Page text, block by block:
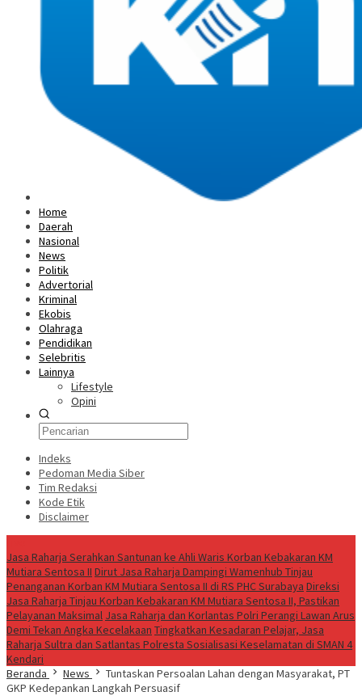
Home
Daerah
Nasional
News
Politik
Advertorial
Kriminal
Ekobis
Olahraga
Pendidikan
Selebritis
Lainnya
Lifestyle
Opini
Indeks
Pedoman Media Siber
Tim Redaksi
Kode Etik
Disclaimer
Jasa Raharja Serahkan Santunan ke Ahli Waris Korban Kebakaran KM
Mutiara Sentosa II Dirut Jasa Raharja Dampingi Wamenhub Tinjau
Penanganan Korban KM Mutiara Sentosa II di RS PHC Surabaya Direksi
Jasa Raharja Tinjau Korban Kebakaran KM Mutiara Sentosa II, Pastikan
Pelayanan Maksimal Jasa Raharja dan Korlantas Polri Perangi Lawan Arus
Demi Tekan Angka Kecelakaan Tingkatkan Kesadaran Pelajar, Jasa
Raharja Sultra dan Satlantas Polresta Sosialisasi Keselamatan di SMAN 4
Kendari
Beranda
News
Tuntaskan Persoalan Lahan dengan Masyarakat, PT
GKP Kedepankan Langkah Persuasif